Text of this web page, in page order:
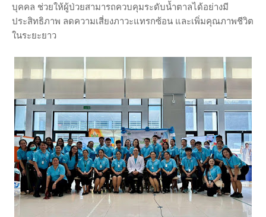
บุคคล ช่วยให้ผู้ป่วยสามารถควบคุมระดับน้ำตาลได้อย่างมี
ประสิทธิภาพ ลดความเสี่ยงภาวะแทรกซ้อน และเพิ่มคุณภาพชีวิต
ในระยะยาว